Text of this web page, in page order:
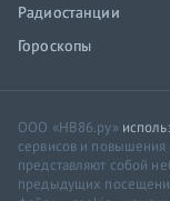
Радиостанции
Гороскопы
ООО «НВ86.ру»
сервисов и повышения
представляют собой
предыдущих